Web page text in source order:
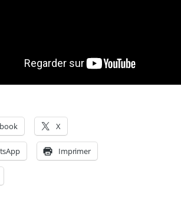
X
Imprimer